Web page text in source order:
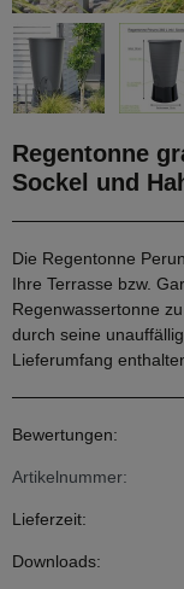
Regentonne
Sockel und
Die Regentonne
Ihre Terrasse bzw.
Regenwassertonne
durch seine
Lieferumfang
Bewertungen:
Artikelnummer:
Lieferzeit:
Downloads: